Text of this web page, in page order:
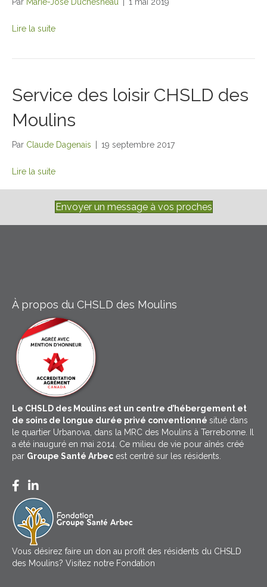
Lire la suite
Service des loisir CHSLD des
Moulins
Par Claude Dagenais 19 septembre 2017
Lire la suite
Envoyer un message à vos proches
À propos du CHSLD des Moulins
Le CHSLD des Moulins est un centre d’hébergement et
de soins de longue durée privé conventionné situé dans
le quartier Urbanova, dans la MRC des Moulins à Terrebonne. Il
a été inauguré en mai 2014. Ce milieu de vie pour aînés créé
par Groupe Santé Arbec est centré sur les résidents.
Facebook CHSLD des Moulins
LinkedIn Groupe Santé Arbec
Vous désirez faire un don au profit des résidents du CHSLD
des Moulins? Visitez notre Fondation